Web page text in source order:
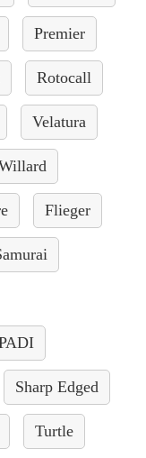
Premier
Rotocall
Velatura
Flieger
Sharp Edged
Turtle